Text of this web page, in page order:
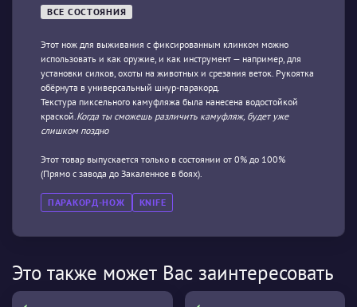
ВСЕ СОСТОЯНИЯ
Этот нож для выживания с фиксированным клинком можно
использовать и как оружие, и как инструмент — например, для
установки силков, охоты на животных и срезания веток. Рукоятка
обёрнута в универсальный шнур-паракорд.
Текстура пиксельного камуфляжа была нанесена водостойкой
краской.Когда ты сможешь различить камуфляж, будет уже
слишком поздно
Этот товар выпускается только в состоянии от 0% до 100%
(Прямо с завода до Закаленное в боях).
ПАРАКОРД-НОЖ KNIFE
Это также может Вас заинтересовать